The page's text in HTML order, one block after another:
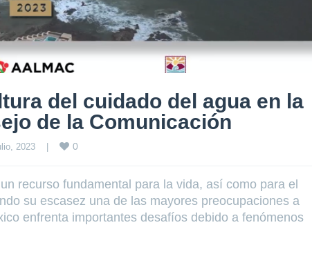
del cuidado del agua en la
de la Comunicación
2023 0
recurso fundamental para la vida, así como para el
su escasez una de las mayores preocupaciones a
enfrenta importantes desafíos debido a fenómenos